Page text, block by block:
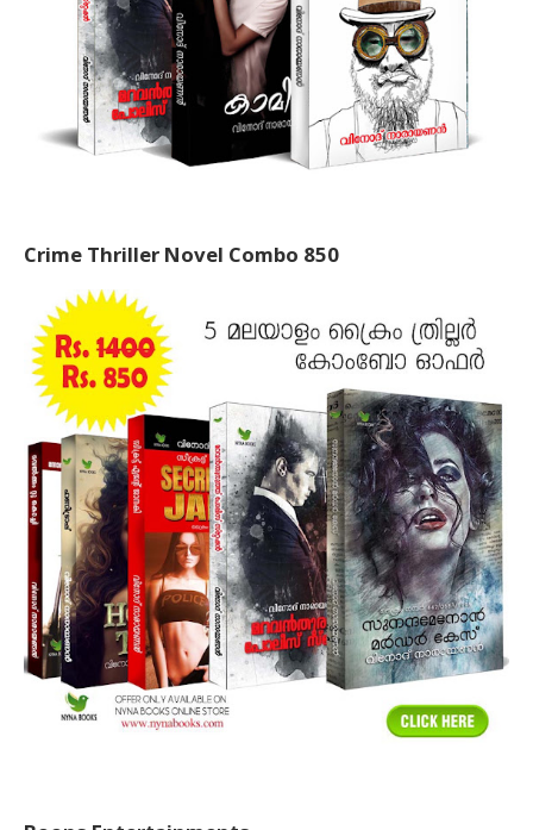
Crime Thriller Novel Combo 850